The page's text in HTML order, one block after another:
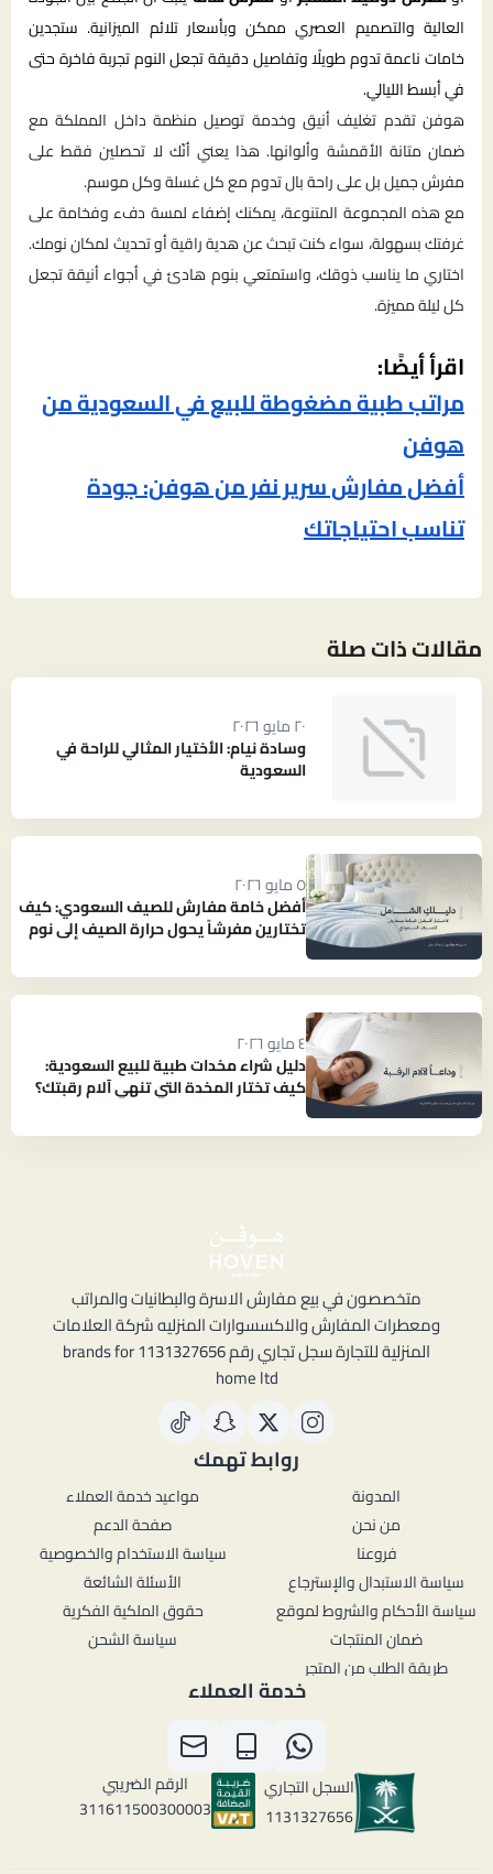
العالية والتصميم العصري ممكن وبأسعار تلائم الميزانية. ستجدين
خامات ناعمة تدوم طويلًا وتفاصيل دقيقة تجعل النوم تجربة فاخرة حتى
في أبسط الليالي.
هوفن تقدم تغليف أنيق وخدمة توصيل منظمة داخل المملكة مع
ضمان متانة الأقمشة وألوانها. هذا يعني أنّك لا تحصلين فقط على
مفرش جميل بل على راحة بال تدوم مع كل غسلة وكل موسم.
مع هذه المجموعة المتنوعة، يمكنك إضفاء لمسة دفء وفخامة على
غرفتك بسهولة، سواء كنت تبحث عن هدية راقية أو تحديث لمكان نومك.
اختاري ما يناسب ذوقك، واستمتعي بنوم هادئ في أجواء أنيقة تجعل
كل ليلة مميزة.
اقرأ أيضًا:
مراتب طبية مضغوطة للبيع في السعودية من
هوفن
أفضل مفارش سرير نفر من هوفن: جودة
تناسب احتياجاتك
مقالات ذات صلة
٢٠ مايو ٢٠٢٦
وسادة نيام: الأختيار المثالي للراحة في
السعودية
٥ مايو ٢٠٢٦
أفضل خامة مفارش للصيف السعودي: كيف
تختارين مفرشاً يحول حرارة الصيف إلى نوم
٤ مايو ٢٠٢٦
دليل شراء مخدات طبية للبيع السعودية:
كيف تختار المخدة التي تنهي آلام رقبتك؟
متخصصون في بيع مفارش الاسرة والبطانيات والمراتب
ومعطرات المفارش والاكسسوارات المنزليه شركة العلامات
المنزلية للتجارة سجل تجاري رقم 1131327656 brands for
home ltd
روابط تهمك
المدونة
من نحن
فروعنا
سياسة الاستبدال والإسترجاع
سياسة الأحكام والشروط لموقع
ضمان المنتجات
طريقة الطلب من المتجر
مواعيد خدمة العملاء
صفحة الدعم
سياسة الاستخدام والخصوصية
الأسئلة الشائعة
حقوق الملكية الفكرية
سياسة الشحن
خدمة العملاء
السجل التجاري
1131327656
الرقم الضريبي
311611500300003